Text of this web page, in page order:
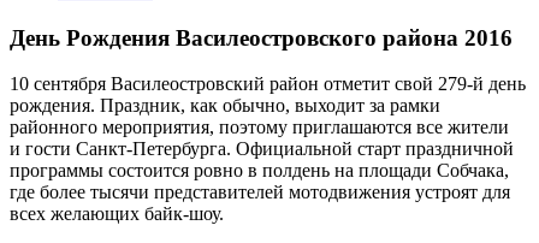
День Рождения Василеостровского района 2016
10 сентября Василеостровский район отметит свой 279-й день
рождения. Праздник, как обычно, выходит за рамки
районного мероприятия, поэтому приглашаются все жители
и гости Санкт-Петербурга. Официальной старт праздничной
программы состоится ровно в полдень на площади Собчака,
где более тысячи представителей мотодвижения устроят для
всех желающих байк-шоу.